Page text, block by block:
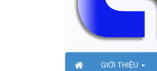
GIỚI THIỆU